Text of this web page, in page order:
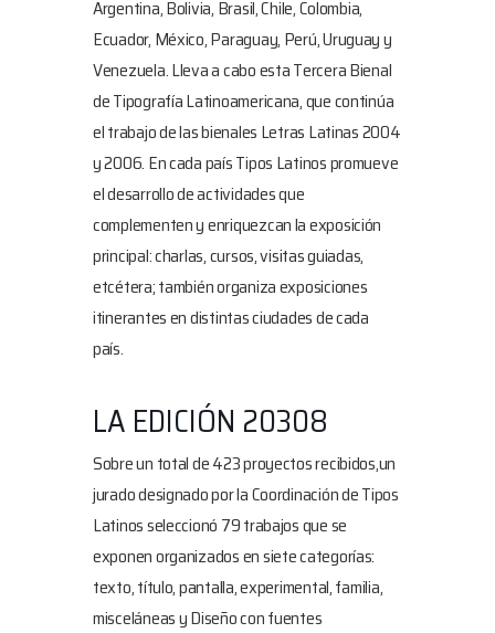
Argentina, Bolivia, Brasil, Chile, Colombia,
Ecuador, México, Paraguay, Perú, Uruguay y
Venezuela. Lleva a cabo esta Tercera Bienal
de Tipografía Latinoamericana, que continúa
el trabajo de las bienales Letras Latinas 2004
y 2006. En cada país Tipos Latinos promueve
el desarrollo de actividades que
complementen y enriquezcan la exposición
principal: charlas, cursos, visitas guiadas,
etcétera; también organiza exposiciones
itinerantes en distintas ciudades de cada
país.
LA EDICIÓN 20308
Sobre un total de 423 proyectos recibidos,un
jurado designado por la Coordinación de Tipos
Latinos seleccionó 79 trabajos que se
exponen organizados en siete categorías:
texto, título, pantalla, experimental, familia,
misceláneas y Diseño con fuentes